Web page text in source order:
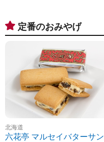
定番のおみやげ
北海道
六花亭 マルセイバターサン